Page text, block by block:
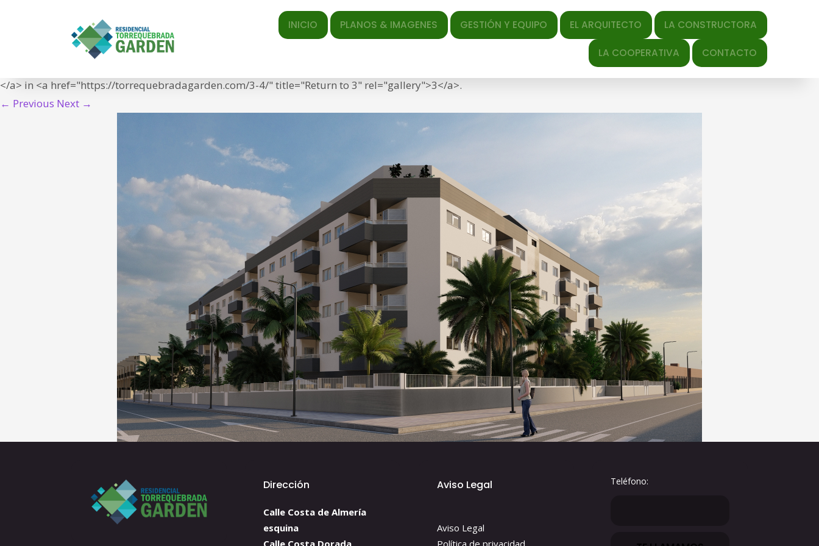
INICIO PLANOS & IMAGENES GESTIÓN Y EQUIPO EL ARQUITECTO LA CONSTRUCTORA
LA COOPERATIVA CONTACTO
<span class="meta-prep meta-prep-entry-date">Published </span> <span class="entry-date"><time class="entry-date" datetime="2024-10-
25T19:24:22+01:00">25/10/2024</time></span> at <a href="https://torrequebradagarden.com/wp-content/uploads/2024/10/3-1.jpg" title="Link to full-size image"> ×
</a> in <a href="https://torrequebradagarden.com/3-4/" title="Return to 3" rel="gallery">3</a>.
← Previous Next →
Dirección
Calle Costa de Almería
esquina
Calle Costa Dorada
Aviso Legal
Aviso Legal
Política de privacidad
Teléfono: